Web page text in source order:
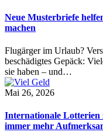
Neue Musterbriefe
machen
Flugärger im Urlaub?
beschädigtes Gepäck:
sie haben – und…
Mai 26, 2026
Internationale
immer mehr